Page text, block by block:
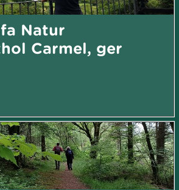
Natur
Carmel, ger